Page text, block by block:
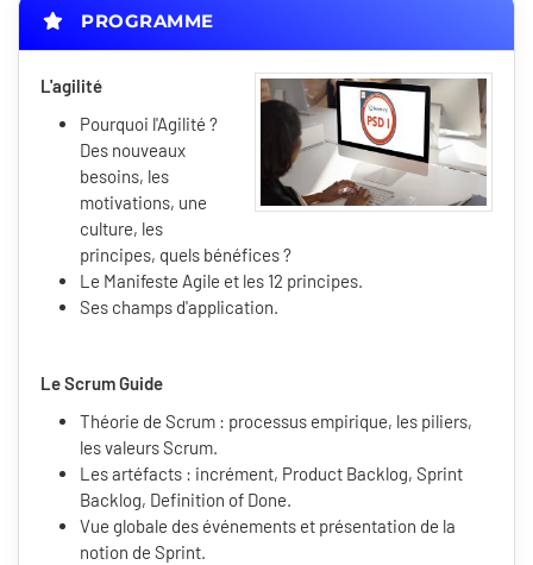
PROGRAMME
L'agilité
Pourquoi l'Agilité ?
Des nouveaux
besoins, les
motivations, une
culture, les
principes, quels bénéfices ?
Le Manifeste Agile et les 12 principes.
Ses champs d'application.
Le Scrum Guide
Théorie de Scrum : processus empirique, les piliers,
les valeurs Scrum.
Les artéfacts : incrément, Product Backlog, Sprint
Backlog, Definition of Done.
Vue globale des événements et présentation de la
notion de Sprint.